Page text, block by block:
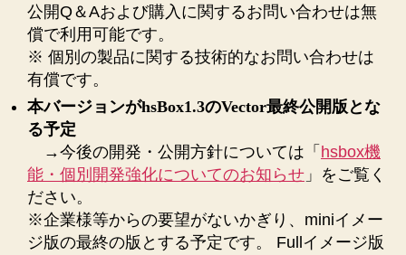
公開Q＆Aおよび購入に関するお問い合わせは無
償で利用可能です。
※ 個別の製品に関する技術的なお問い合わせは
有償です。
本バージョンがhsBox1.3のVector最終公開版とな
る予定
→今後の開発・公開方針については「 hsbox機
能・個別開発強化についてのお知らせ 」をご覧く
ださい。
※企業様等からの要望がないかぎり、miniイメー
ジ版の最終の版とする予定です。 Fullイメージ版